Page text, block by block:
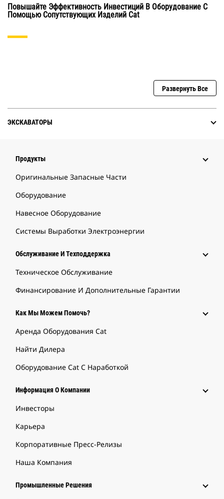
Повышайте Эффективность Инвестиций В Оборудование С
Помощью Сопутствующих Изделий Cat
Развернуть Все
ЭКСКАВАТОРЫ
Продукты
Оригинальные Запасные Части
Оборудование
Навесное Оборудование
Системы Выработки Электроэнергии
Обслуживание И Техподдержка
Техническое Обслуживание
Финансирование И Дополнительные Гарантии
Как Мы Можем Помочь?
Аренда Оборудования Cat
Найти Дилера
Оборудование Cat С Наработкой
Информация О Компании
Инвесторы
Карьера
Корпоративные Пресс-Релизы
Наша Компания
Промышленные Решения